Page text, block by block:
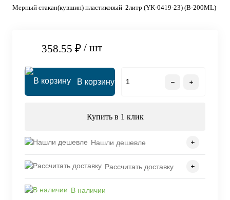
Мерный стакан(кувшин) пластиковый 2литр (YK-0419-23) (B-200ML)
358.55 ₽ / шт
В корзину
Купить в 1 клик
Нашли дешевле
Рассчитать доставку
В наличии